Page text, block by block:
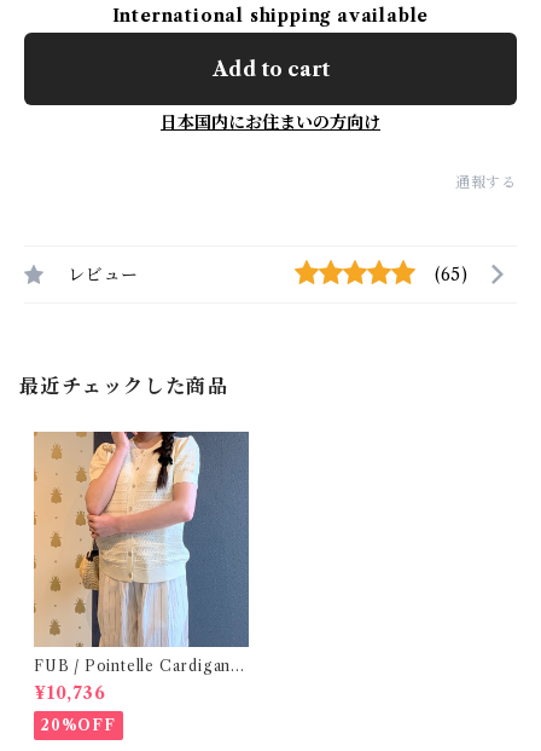
International shipping available
Add to cart
日本国内にお住まいの方向け
通報する
レビュー (65)
最近チェックした商品
FUB / Pointelle Cardigan e
cru ( 140,150 )
¥10,736
20%OFF